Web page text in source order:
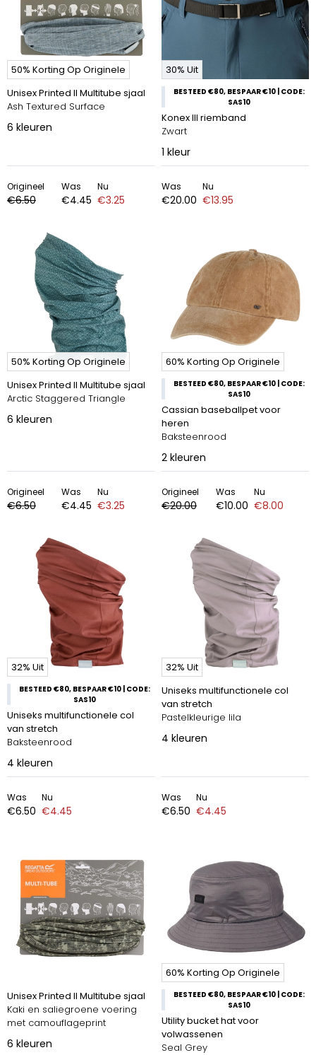
50% Korting Op Originele
Unisex Printed II Multitube sjaal
Ash Textured Surface
6 kleuren
Origineel
€6.50
Was
€4.45
Nu
€3.25
30% Uit
BESTEED €80, BESPAAR €10 | CODE:
SAS10
Konex III riemband
Zwart
1 kleur
Was
€20.00
Nu
€13.95
50% Korting Op Originele
Unisex Printed II Multitube sjaal
Arctic Staggered Triangle
6 kleuren
Origineel
€6.50
Was
€4.45
Nu
€3.25
60% Korting Op Originele
BESTEED €80, BESPAAR €10 | CODE:
SAS10
Cassian baseballpet voor
heren
Baksteenrood
2 kleuren
Origineel
€20.00
Was
€10.00
Nu
€8.00
32% Uit
BESTEED €80, BESPAAR €10 | CODE:
SAS10
Uniseks multifunctionele col
van stretch
Baksteenrood
4 kleuren
Was
€6.50
Nu
€4.45
32% Uit
Uniseks multifunctionele col
van stretch
Pastelkleurige lila
4 kleuren
Was
€6.50
Nu
€4.45
Unisex Printed II Multitube sjaal
Kaki en saliegroene voering
met camouflageprint
6 kleuren
60% Korting Op Originele
BESTEED €80, BESPAAR €10 | CODE:
SAS10
Utility bucket hat voor
volwassenen
Seal Grey